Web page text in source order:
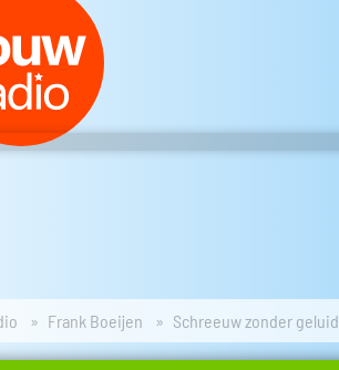
Frank Boeijen Schreeuw zonder geluid